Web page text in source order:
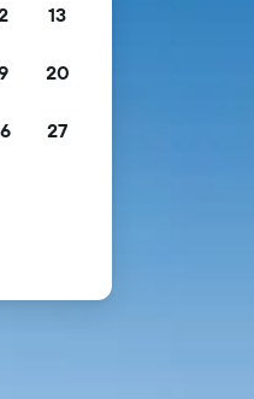
13
20
27